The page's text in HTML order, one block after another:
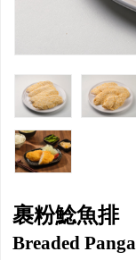
裹粉鯰魚排
Breaded